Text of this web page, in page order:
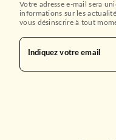
BIOGRAPHIES /
Camille, mon
24/08/2016
Votre adresse e-mail sera
informations sur les
vous désinscrire à tout
Indiquez votre email